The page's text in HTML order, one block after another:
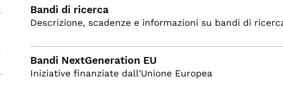
Bandi di ricerca
Descrizione, scadenze e informazioni su bandi di
Bandi NextGeneration EU
Iniziative finanziate dall'Unione Europea